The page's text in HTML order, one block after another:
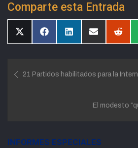
Comparte esta Entrada
CompartirCompartirCompartirCompartir
de
21 Partidos habilitados para la
El modesto
INFORMES ESPECIALES